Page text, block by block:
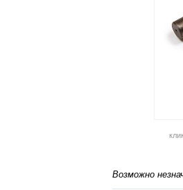
Возможно